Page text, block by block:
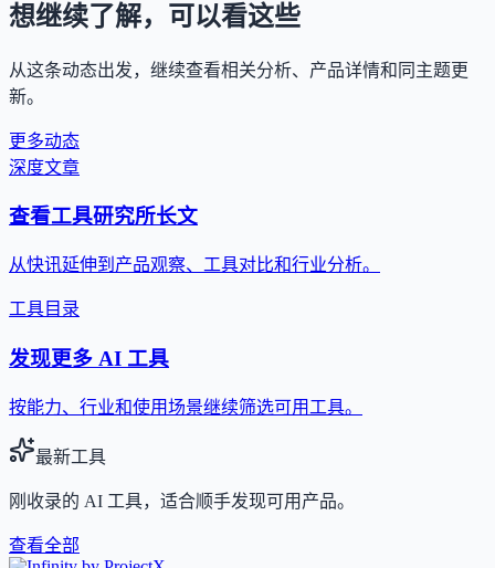
想继续了解，可以看这些
从这条动态出发，继续查看相关分析、产品详情和同主题更
新。
更多动态
深度文章
查看工具研究所长文
从快讯延伸到产品观察、工具对比和行业分析。
工具目录
发现更多 AI 工具
按能力、行业和使用场景继续筛选可用工具。
最新工具
刚收录的 AI 工具，适合顺手发现可用产品。
查看全部